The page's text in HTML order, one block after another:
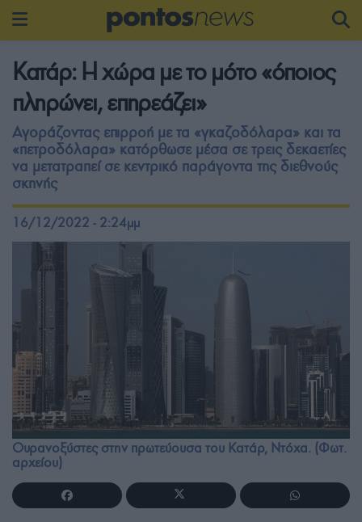
Κατάρ: Η χώρα με το μότο «όποιος
πληρώνει, επηρεάζει»
Αγοράζοντας επιρροή με τα «γκαζοδόλαρα» και τα
«πετροδόλαρα» κατόρθωσε μέσα σε τρεις δεκαετίες
να μετατραπεί σε κεντρικό παράγοντα της διεθνούς
σκηνής
16/12/2022 - 2:24μμ
Ουρανοξύστες στην πρωτεύουσα του Κατάρ, Ντόχα. (Φωτ.
αρχείου)